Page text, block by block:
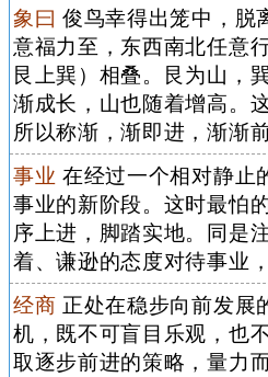
象曰 俊鸟幸得出笼中，脱
意福力至，东西南北任意
艮上巽）相叠。艮为山，
渐成长，山也随着增高。
所以称渐，渐即进，渐渐
事业 在经过一个相对静止
事业的新阶段。这时最怕
序上进，脚踏实地。同是
着、谦逊的态度对待事业
经商 正处在稳步向前发展
机，既不可盲目乐观，也
取逐步前进的策略，量力